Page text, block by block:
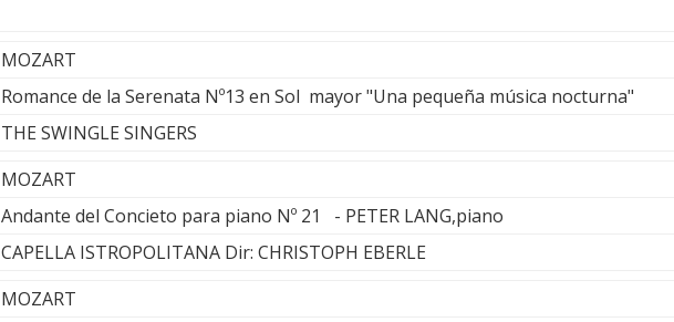
MOZART
Romance de la Serenata Nº13 en Sol mayor "Una pequeña música nocturna"
THE SWINGLE SINGERS
MOZART
Andante del Concieto para piano Nº 21 - PETER LANG,piano
CAPELLA ISTROPOLITANA Dir: CHRISTOPH EBERLE
MOZART